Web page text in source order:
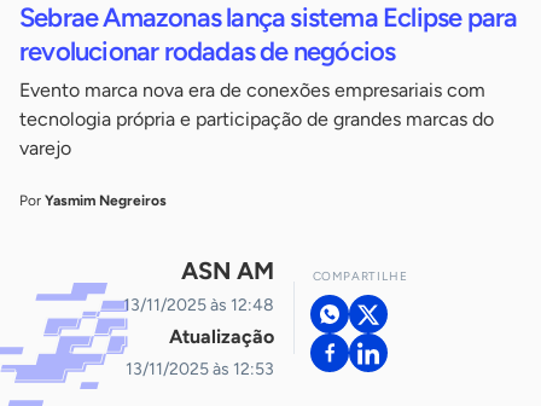
Sebrae Amazonas lança sistema Eclipse para
revolucionar rodadas de negócios
Evento marca nova era de conexões empresariais com
tecnologia própria e participação de grandes marcas do
varejo
Por Yasmim Negreiros
ASN AM
13/11/2025 às 12:48
Atualização
13/11/2025 às 12:53
COMPARTILHE